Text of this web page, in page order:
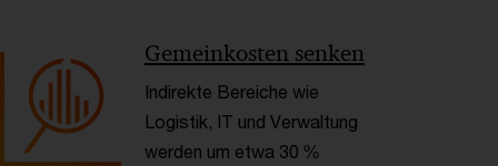
Gemeinkosten senken
Indirekte Bereiche wie
Logistik, IT und Verwaltung
werden um etwa 30 %